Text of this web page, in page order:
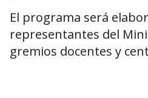
El programa será
representantes del
gremios docentes y